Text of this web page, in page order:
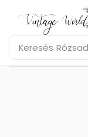
Keresés